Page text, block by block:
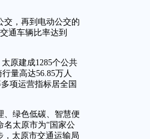
交，再到电动公交的
通车辆比率达到
原建成1285个公共
量高达56.85万人
项运营指标居全国
、绿色低碳、智慧便
名太原市为“国家公
，太原市交通运输局